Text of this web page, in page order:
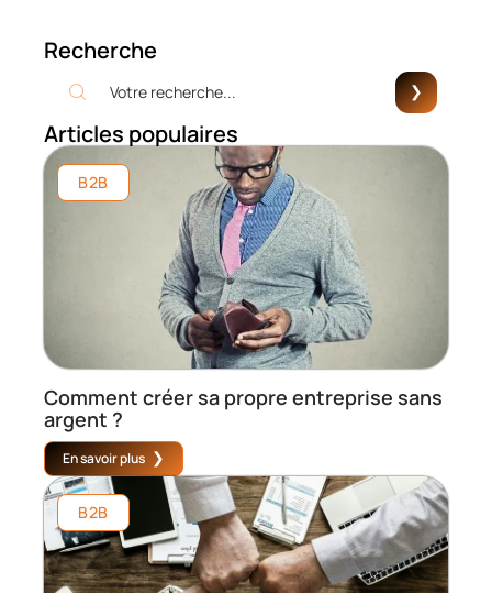
Recherche
Articles populaires
B2B
Comment créer sa propre entreprise sans
argent ?
En savoir plus
B2B